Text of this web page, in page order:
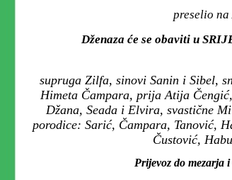
preselio
Dženaza će se obaviti u
supruga Zilfa, sinovi Sanin i Sibel,
Himeta Čampara, prija Atija
Džana, Seada i Elvira, svastične
porodice: Sarić, Čampara, Tanović,
Čustović,
Prijevoz do mezarja